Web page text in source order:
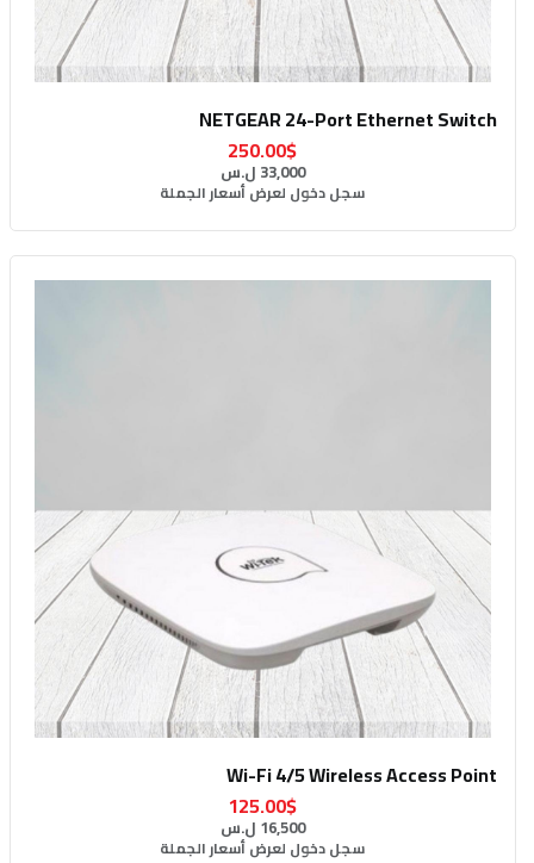
NETGEAR 24-Port Ethernet Switch
250.00$
33,000 ل.س
سجل دخول لعرض أسعار الجملة
Wi-Fi 4/5 Wireless Access Point
125.00$
16,500 ل.س
سجل دخول لعرض أسعار الجملة